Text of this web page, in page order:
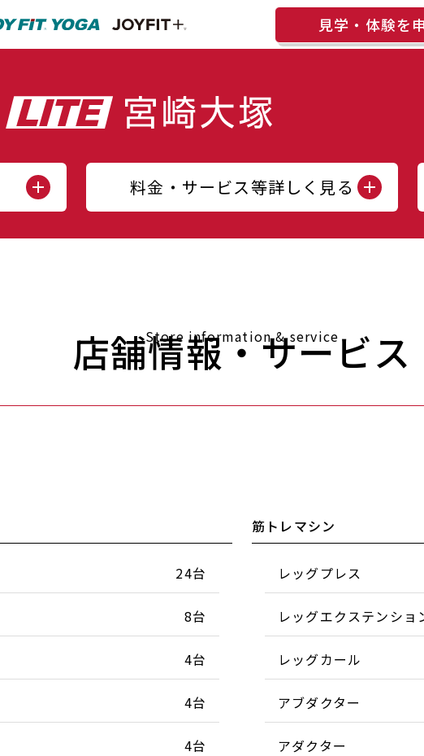
見学・体験を
料金・サービス等詳しく見る
Store information & service
店舗情報・サービス
24台
8台
4台
4台
4台
筋トレマシン
レッグプレス
レッグエクステンショ
レッグカール
アブダクター
アダクター